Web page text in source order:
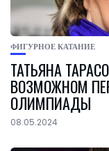
ФИГУРНОЕ КАТАНИЕ
ТАТЬЯНА
ВОЗМОЖНОМ
ОЛИМПИАДЫ
08.05.2024